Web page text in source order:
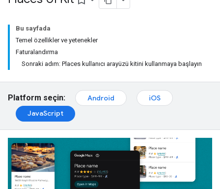
Bu sayfada
Temel özellikler ve yetenekler
Faturalandırma
Sonraki adım: Places kullanıcı arayüzü kitini kullanmaya başlayın
Platform seçin: Android
iOS
JavaScript